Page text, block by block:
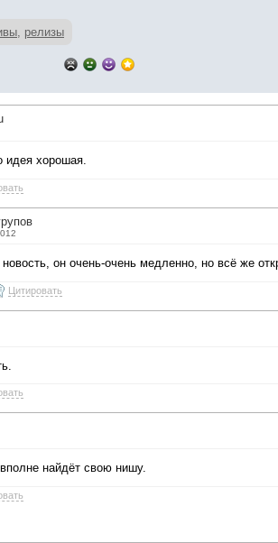
, релизы
идея хорошая.
новость, он очень-очень медленно, но всё же
Цитировать
найдёт свою нишу.